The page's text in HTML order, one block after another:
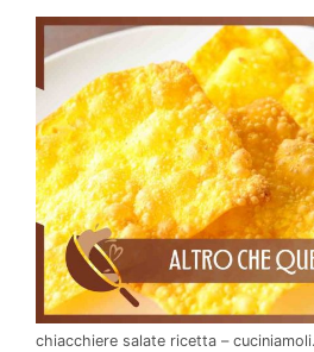
chiacchiere salate ricetta –